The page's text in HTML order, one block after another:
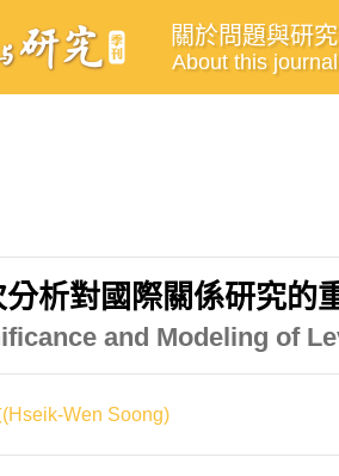
關於問題與研究
About this journal
分析對國際關係研究的
and Modeling of
Wen Soong)